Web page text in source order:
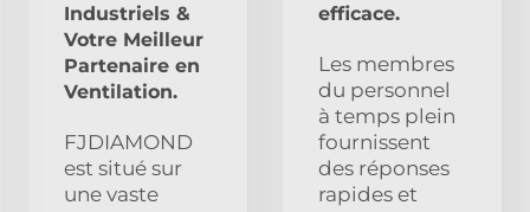
Industriels &
Votre Meilleur
Partenaire en
Ventilation.
FJDIAMOND
est situé sur
une vaste
efficace.
Les membres
du personnel
à temps plein
fournissent
des réponses
rapides et